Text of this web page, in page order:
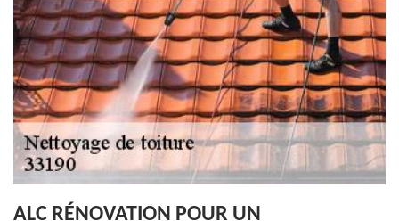
ALC RÉNOVATION POUR UN